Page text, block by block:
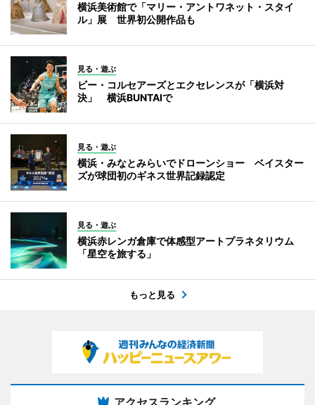
横浜美術館で「マリー・アントワネット・スタイ
ル」展 世界初公開作品も
見る・遊ぶ
ビー・コルセアーズとエクセレンスが「横浜対
決」 横浜BUNTAIで
見る・遊ぶ
横浜・みなとみらいでドローンショー ベイスター
ズが球団初のギネス世界記録認定
見る・遊ぶ
横浜赤レンガ倉庫で体感型アートプラネタリウム
「星空を旅する」
もっと見る
アクセスランキング